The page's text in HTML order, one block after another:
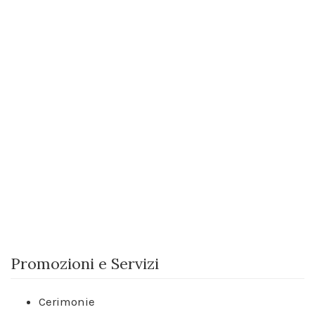
Promozioni e Servizi
Cerimonie